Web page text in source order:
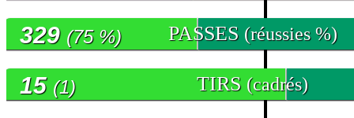
PASSES (réussies %)
329 (75 %)
TIRS (cadrés)
15 (1)